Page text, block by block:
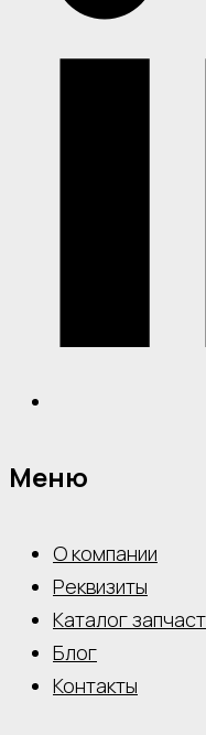
Меню
О компании
Реквизиты
Каталог
Блог
Контакты